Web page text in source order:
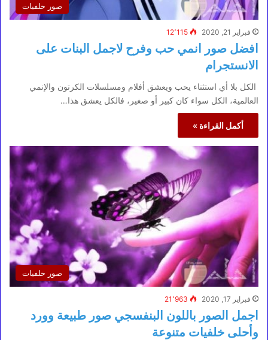
صور خلفيات
فبراير 21, 2020 12٬115
افضل صور انمي حب وفرح لاجمل البنات على
الانستجرام
الكل بلا أي استثناء يحب ويعشق أفلام ومسلسلات الكرتون والإنمي
العالمية، الكل سواء كان كبير أو صغير، فالكل يعشق هذا…
أكمل القراءة »
صور خلفيات
فبراير 17, 2020 21٬963
اجمل الصور باللون البنفسجي صور طبيعة وورد
وأحلى خلفيات متنوعة